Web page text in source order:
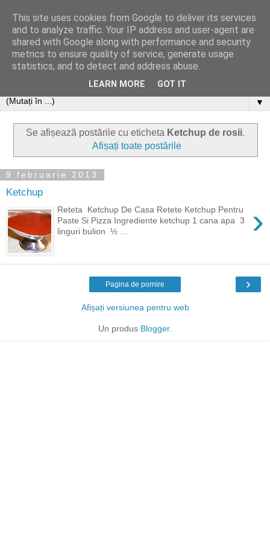
▼
Se afișează postările cu eticheta Ketchup de rosii.
Afișați toate postările
9 februarie 2013
Ketchup
›
Reteta Ketchup De Casa Retete Ketchup Pentru
Paste Si Pizza Ingrediente ketchup 1 cana apa 3
linguri bulion ½ ...
›
Pagina de pornire
Afișați versiunea pentru web
Un produs Blogger.
This site uses cookies from Google to deliver its services
and to analyze traffic. Your IP address and user-agent are
shared with Google along with performance and security
metrics to ensure quality of service, generate usage
statistics, and to detect and address abuse.
LEARN MORE GOT IT